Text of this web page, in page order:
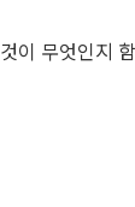
이 무엇인지